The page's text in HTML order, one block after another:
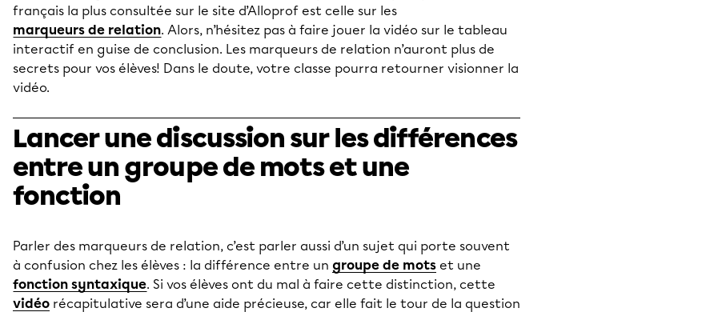
français la plus consultée sur le site d’Alloprof est celle sur les
marqueurs de relation. Alors, n’hésitez pas à faire jouer la vidéo sur le tableau
interactif en guise de conclusion. Les marqueurs de relation n’auront plus de
secrets pour vos élèves! Dans le doute, votre classe pourra retourner visionner la
vidéo.
Lancer une discussion sur les différences
entre un groupe de mots et une
fonction
Parler des marqueurs de relation, c’est parler aussi d’un sujet qui porte souvent
à confusion chez les élèves : la différence entre un groupe de mots et une
fonction syntaxique. Si vos élèves ont du mal à faire cette distinction, cette
vidéo récapitulative sera d’une aide précieuse, car elle fait le tour de la question